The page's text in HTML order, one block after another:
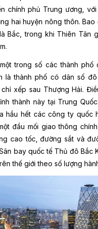
chính phủ Trung ương,
hai huyện nông thôn. Bao
Bắc, trong khi Thiên Tân
trong số các thành phố
là thành phố có dân số
chỉ xếp sau Thượng Hải.
thành này tại Trung
hầu hết các công ty quốc
đầu mối giao thông
cao tốc, đường sắt và
bay quốc tế Thủ đô Bắc
thế giới theo số lượng